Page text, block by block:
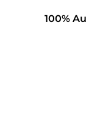
100%